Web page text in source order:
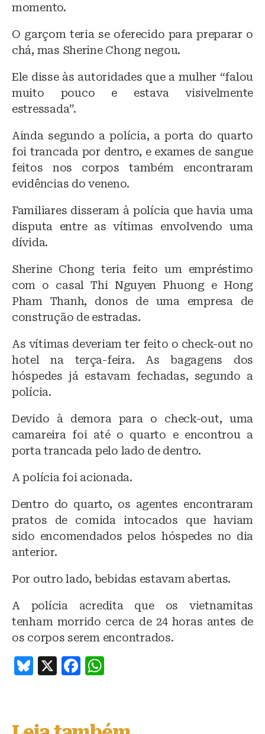
momento.
O garçom teria se oferecido para preparar o
chá, mas Sherine Chong negou.
Ele disse às autoridades que a mulher “falou
muito pouco e estava visivelmente
estressada”.
Ainda segundo a polícia, a porta do quarto
foi trancada por dentro, e exames de sangue
feitos nos corpos também encontraram
evidências do veneno.
Familiares disseram à polícia que havia uma
disputa entre as vítimas envolvendo uma
dívida.
Sherine Chong teria feito um empréstimo
com o casal Thi Nguyen Phuong e Hong
Pham Thanh, donos de uma empresa de
construção de estradas.
As vítimas deveriam ter feito o check-out no
hotel na terça-feira. As bagagens dos
hóspedes já estavam fechadas, segundo a
polícia.
Devido à demora para o check-out, uma
camareira foi até o quarto e encontrou a
porta trancada pelo lado de dentro.
A polícia foi acionada.
Dentro do quarto, os agentes encontraram
pratos de comida intocados que haviam
sido encomendados pelos hóspedes no dia
anterior.
Por outro lado, bebidas estavam abertas.
A polícia acredita que os vietnamitas
tenham morrido cerca de 24 horas antes de
os corpos serem encontrados.
B
s
X
F
e s